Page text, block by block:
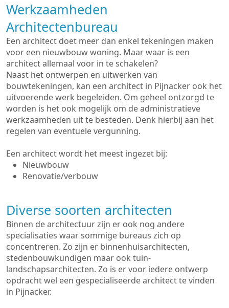
Werkzaamheden
Architectenbureau
Een architect doet meer dan enkel tekeningen maken
voor een nieuwbouw woning. Maar waar is een
architect allemaal voor in te schakelen?
Naast het ontwerpen en uitwerken van
bouwtekeningen, kan een architect in Pijnacker ook het
uitvoerende werk begeleiden. Om geheel ontzorgd te
worden is het ook mogelijk om de administratieve
werkzaamheden uit te besteden. Denk hierbij aan het
regelen van eventuele vergunning.
Een architect wordt het meest ingezet bij:
Nieuwbouw
Renovatie/verbouw
Diverse soorten architecten
Binnen de architectuur zijn er ook nog andere
specialisaties waar sommige bureaus zich op
concentreren. Zo zijn er binnenhuisarchitecten,
stedenbouwkundigen maar ook tuin-
landschapsarchitecten. Zo is er voor iedere ontwerp
opdracht wel een gespecialiseerde architect te vinden
in Pijnacker.